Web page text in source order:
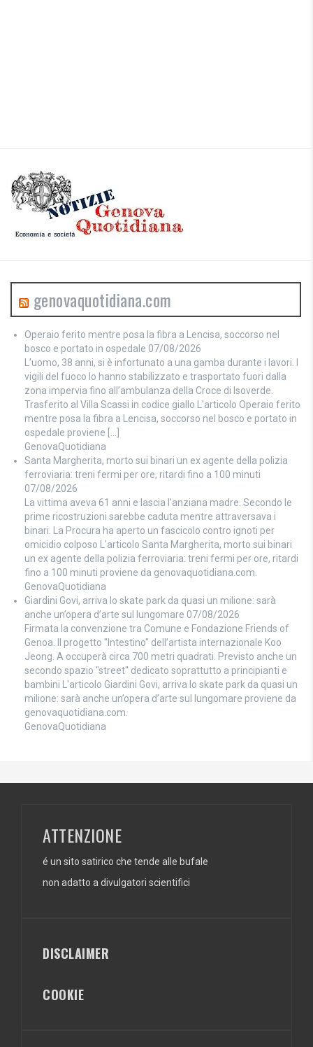
genovaquotidiana.com
Operaio ferito mentre posa la fibra a Lencisa, soccorso nel
bosco e portato in ospedale 07/08/2026
L’uomo, 38 anni, si è infortunato a una gamba durante i lavori. I
vigili del fuoco lo hanno stabilizzato e trasportato fuori dalla
zona impervia fino all’ambulanza della Croce di Isoverde.
Trasferito al Villa Scassi in codice giallo L'articolo Operaio ferito
mentre posa la fibra a Lencisa, soccorso nel bosco e portato in
ospedale proviene […]
GenovaQuotidiana
Santa Margherita, morto sui binari un ex agente della polizia
ferroviaria: treni fermi per ore, ritardi fino a 100 minuti
07/08/2026
La vittima aveva 61 anni e lascia l’anziana madre. Secondo le
prime ricostruzioni sarebbe caduta mentre attraversava i
binari. La Procura ha aperto un fascicolo contro ignoti per
omicidio colposo L'articolo Santa Margherita, morto sui binari
un ex agente della polizia ferroviaria: treni fermi per ore, ritardi
fino a 100 minuti proviene da genovaquotidiana.com.
GenovaQuotidiana
Giardini Govi, arriva lo skate park da quasi un milione: sarà
anche un’opera d’arte sul lungomare 07/08/2026
Firmata la convenzione tra Comune e Fondazione Friends of
Genoa. Il progetto "Intestino" dell’artista internazionale Koo
Jeong. A occuperà circa 700 metri quadrati. Previsto anche un
secondo spazio "street" dedicato soprattutto a principianti e
bambini L'articolo Giardini Govi, arriva lo skate park da quasi un
milione: sarà anche un’opera d’arte sul lungomare proviene da
genovaquotidiana.com.
GenovaQuotidiana
ATTENZIONE
é un sito satirico che tende alle bufale
non adatto a divulgatori scientifici
DISCLAIMER
COOKIE